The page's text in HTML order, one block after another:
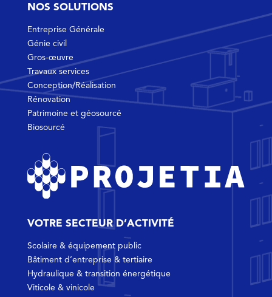
NOS SOLUTIONS
Entreprise Générale
Génie civil
Gros-œuvre
Travaux services
Conception/Réalisation
Rénovation
Patrimoine et géosourcé
Biosourcé
VOTRE SECTEUR D’ACTIVITÉ
Scolaire & équipement public
Bâtiment d’entreprise & tertiaire
Hydraulique & transition énergétique
Viticole & vinicole